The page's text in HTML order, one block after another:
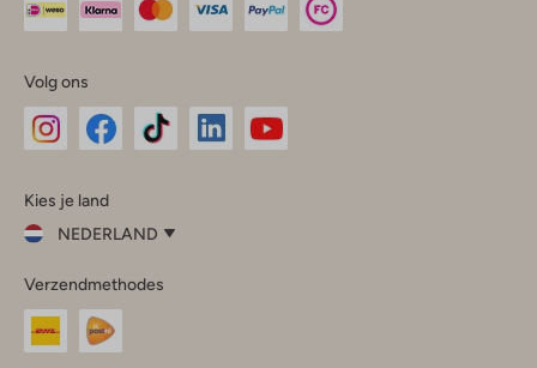
Volg ons
InstagramFacebook
Kies je land
NEDERLAND
je
land
Nederland
Verzendmethodes